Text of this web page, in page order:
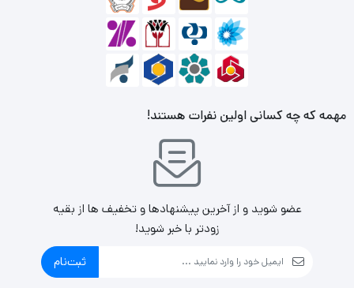
مهمه که چه کسانی اولین نفرات هستند!
عضو شوید و از آخرین پیشنهادها و تخفیف ها از بقیه
زودتر با خبر شوید!
ثبت‌نام